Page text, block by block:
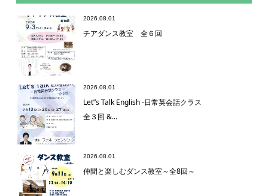
2026.08.01
チアダンス教室 全６回
2026.08.01
Let”s Talk English -日常英会話クラス
全３回 &...
2026.08.01
仲間と楽しむダンス教室～全8回～